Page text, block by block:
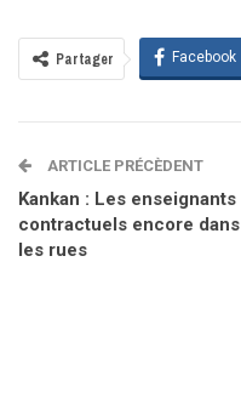
Partager Facebook
ARTICLE PRÉCÈDENT
Kankan : Les enseignants
contractuels encore dans
les rues